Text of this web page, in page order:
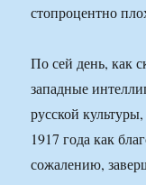
стопроцентно
По сей день, как
западные
русской
1917 года как
сожалению,